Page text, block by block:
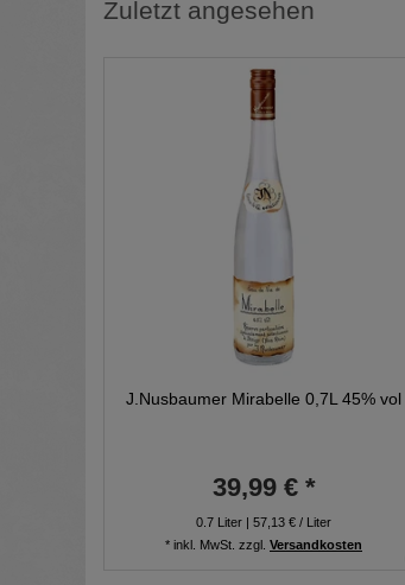
Zuletzt angesehen
J.Nusbaumer Mirabelle 0,7L 45% vol
39,99 € *
0.7 Liter | 57,13 € / Liter
* inkl. MwSt. zzgl. Versandkosten